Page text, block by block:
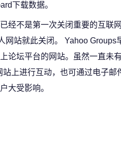
下载数据。
经不是第一次关闭重要的互联
网站就此关闭。 Yahoo
论坛平台的网站。虽然一直未
站上进行互动，也可通过电子
大受影响。